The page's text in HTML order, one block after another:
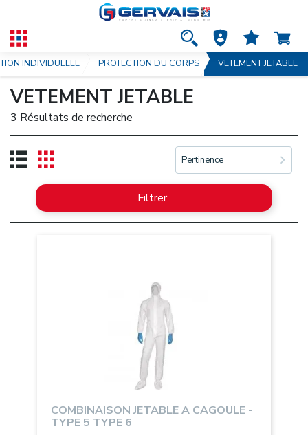
INDIVIDUELLE PROTECTION DU CORPS VETEMENT JETABLE
VETEMENT JETABLE
3 Résultats de recherche
Pertinence
Filtrer
COMBINAISON JETABLE A CAGOULE -
TYPE 5 TYPE 6